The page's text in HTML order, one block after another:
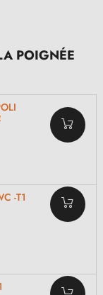
POIGNÉE
-T1